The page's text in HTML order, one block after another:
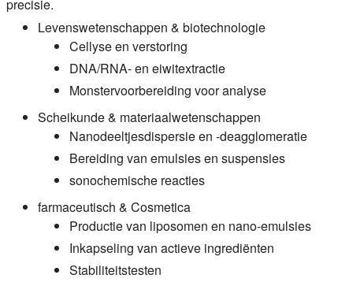
precisie.
Levenswetenschappen & biotechnologie
Cellyse en verstoring
DNA/RNA- en eiwitextractie
Monstervoorbereiding voor analyse
Scheikunde & materiaalwetenschappen
Nanodeeltjesdispersie en -deagglomeratie
Bereiding van emulsies en suspensies
sonochemische reacties
farmaceutisch & Cosmetica
Productie van liposomen en nano-emulsies
Inkapseling van actieve ingrediënten
Stabiliteitstesten